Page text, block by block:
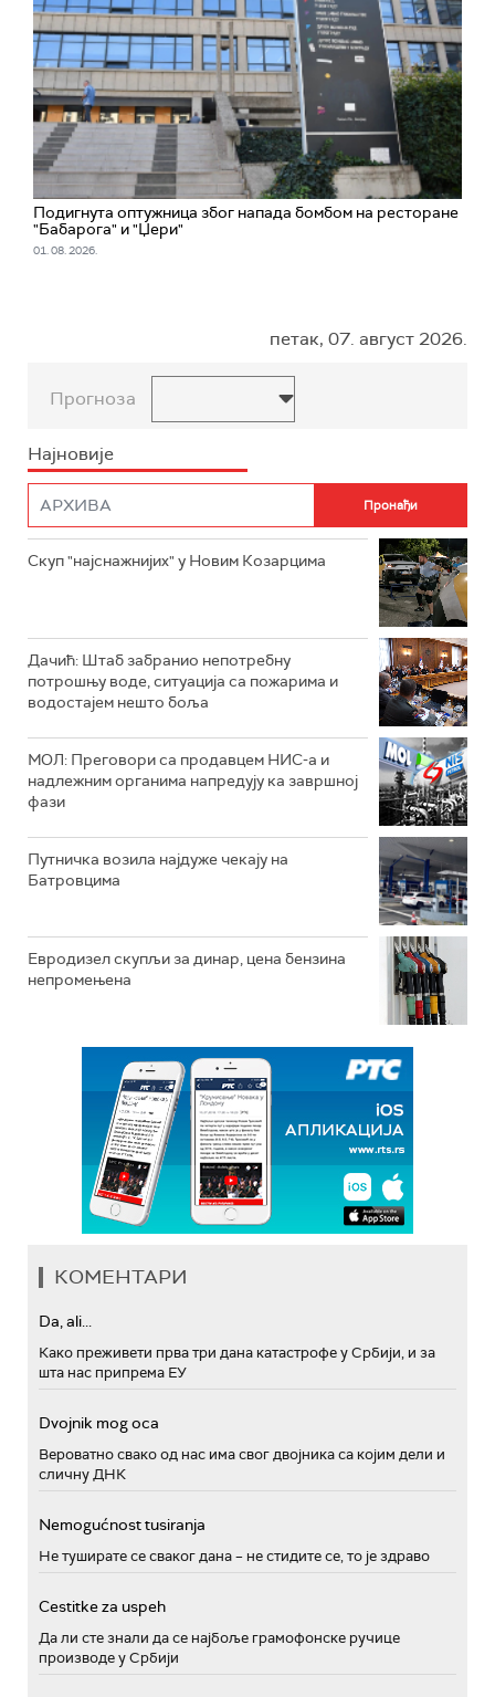
Подигнута оптужница због напада бомбом на ресторане
"Бабарога" и "Џери"
01. 08. 2026.
петак, 07. август 2026.
Прогноза
Најновије
Скуп "најснажнијих" у Новим Козарцима
Дачић: Штаб забранио непотребну
потрошњу воде, ситуација са пожарима и
водостајем нешто боља
МОЛ: Преговори са продавцем НИС-а и
надлежним органима напредују ка завршној
фази
Путничка возила најдуже чекају на
Батровцима
Евродизел скупљи за динар, цена бензина
непромењена
КОМЕНТАРИ
Da, ali...
Како преживети прва три дана катастрофе у Србији, и за
шта нас припрема ЕУ
Dvojnik mog oca
Вероватно свако од нас има свог двојника са којим дели и
сличну ДНК
Nemogućnost tusiranja
Не туширате се сваког дана – не стидите се, то је здраво
Cestitke za uspeh
Да ли сте знали да се најбоље грамофонске ручице
производе у Србији